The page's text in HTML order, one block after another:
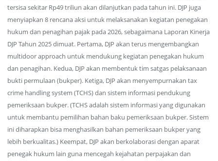
tersisa sekitar Rp49 triliun akan dilanjutkan pada tahun ini. DJP juga
menyiapkan 8 rencana aksi untuk melaksanakan kegiatan penegakan
hukum dan penagihan pajak pada 2026, sebagaimana Laporan Kinerja
DJP Tahun 2025 dimuat. Pertama, DJP akan terus mengembangkan
multidoor approach untuk mendukung kegiatan penegakan hukum
dan penagihan. Kedua, DJP akan membentuk tim satgas pelaksanaan
bukti permulaan (bukper). Ketiga, DJP akan menyempurnakan tax
crime handling system (TCHS) dan sistem informasi pendukung
pemeriksaan bukper. (TCHS adalah sistem informasi yang digunakan
untuk membantu pemilihan bahan baku pemeriksaan bukper. Sistem
ini diharapkan bisa menghasilkan bahan pemeriksaan bukper yang
lebih berkualitas.) Keempat, DJP akan berkolaborasi dengan aparat
penegak hukum lain guna mencegah kejahatan perpajakan dan